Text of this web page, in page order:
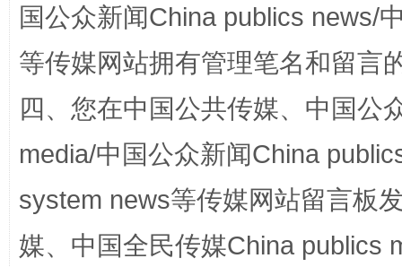
国家大学科技园优化重塑工作
扯下公款旅游的“隐身衣” 如何以
国公众新闻China publics news/
等传媒网站拥有管理笔名和留言
四、您在中国公共传媒、中国公
media/中国公众新闻China
system news等传媒网站留言板
媒、中国全民传媒China publics